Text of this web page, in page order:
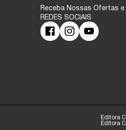
Receba Nossas Ofertas e
Editora
Editora